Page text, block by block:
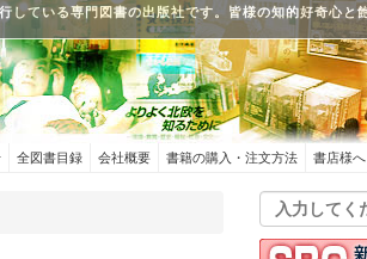
している専門図書の出版社です。皆様の知的好奇心と
全図書目録 会社概要 書籍の購入・注文方法 書店様へ